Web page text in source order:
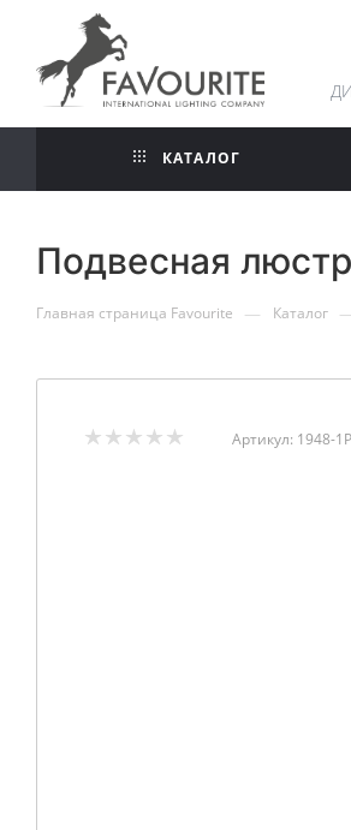
КАТАЛОГ
Подвесная
Главная страница Favourite — Каталог
Артикул: 1948-1P